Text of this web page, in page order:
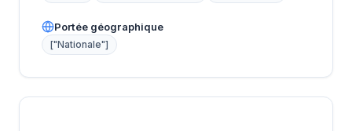
Portée géographique
["Nationale"]